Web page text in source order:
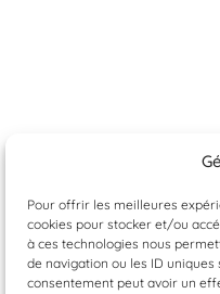
Pour offrir les meilleures
cookies pour stocker et/ou
à ces technologies nous
de navigation ou les ID
consentement peut avoir un